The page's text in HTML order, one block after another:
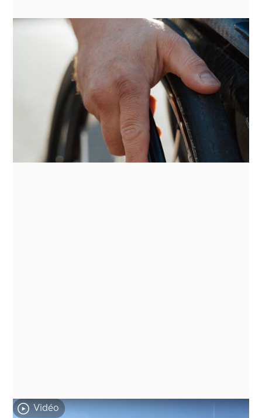
Qu’est ce que la blessure
médullaire ?
Dans cet article, on vous en dit plus sur la
blessure médullaire, les différentes types de
lésions et les effets concrets sur le corps.
Vidéo